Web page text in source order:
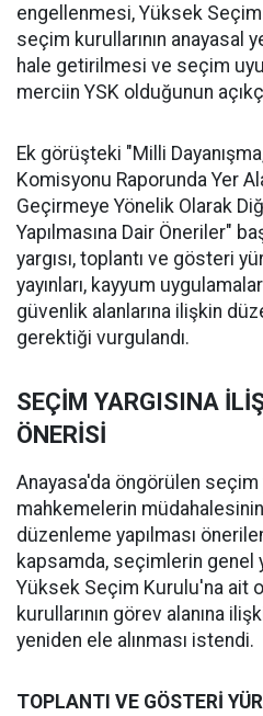
engellenmesi, Yüksek
seçim kurullarının anayasal
hale getirilmesi ve seçim
merciin YSK olduğunun
Ek görüşteki "Milli
Komisyonu Raporunda Yer
Geçirmeye Yönelik Olarak
Yapılmasına Dair Öneriler"
yargısı, toplantı ve gösteri
yayınları, kayyum
güvenlik alanlarına ilişkin
gerektiği vurgulandı.
SEÇİM YARGISINA
ÖNERİSİ
Anayasa'da öngörülen seçim
mahkemelerin
düzenleme yapılması
kapsamda, seçimlerin genel
Yüksek Seçim Kurulu'na ait
kurullarının görev alanına
yeniden ele alınması istendi.
TOPLANTI VE GÖSTERİ